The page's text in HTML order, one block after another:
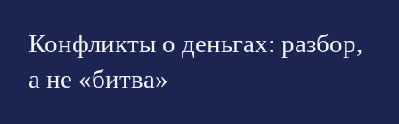
Конфликты о деньгах: разбор,
а не «битва»